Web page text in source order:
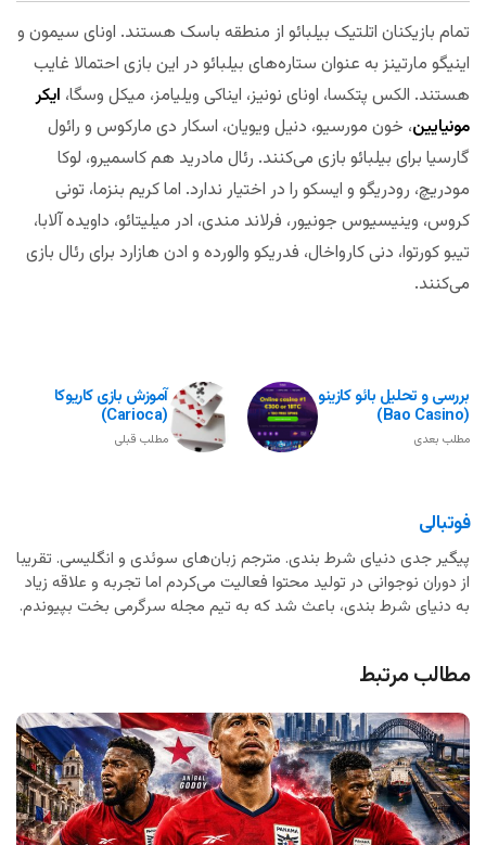
تمام بازیکنان اتلتیک بیلبائو از منطقه باسک هستند. اونای سیمون و
اینیگو مارتینز به عنوان ستاره‌های بیلبائو در این بازی احتمالا غایب
هستند. الکس پتکسا، اونای نونیز، ایناکی ویلیامز، میکل وسگا، ایکر
مونیایین، خون مورسیو، دنیل ویویان، اسکار دی مارکوس و رائول
گارسیا برای بیلبائو بازی می‌کنند. رئال مادرید هم کاسمیرو، لوکا
مودریچ، رودریگو و ایسکو را در اختیار ندارد. اما کریم بنزما، تونی
کروس، وینیسیوس جونیور، فرلاند مندی، ادر میلیتائو، داویده آلابا،
تیبو کورتوا، دنی کارواخال، فدریکو والورده و ادن هازارد برای رئال بازی
می‌کنند.
آموزش بازی کاریوکا
(Carioca)
مطلب قبلی
بررسی و تحلیل بائو کازینو
(Bao Casino)
مطلب بعدی
فوتبالی
پیگیر جدی دنیای شرط بندی. مترجم زبان‌های سوئدی و انگلیسی. تقریبا
از دوران نوجوانی در تولید محتوا فعالیت می‌کردم اما تجربه و علاقه زیاد
به دنیای شرط بندی، باعث شد که به تیم مجله سرگرمی بخت بپیوندم.
مطالب مرتبط